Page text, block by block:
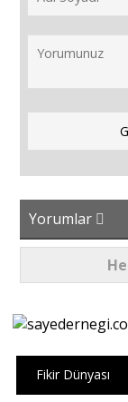
Yorumlar
Fikir Dünyası